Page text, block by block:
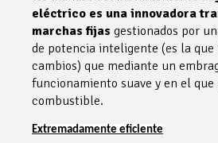
eléctrico es una innovadora
marchas fijas gestionados por
de potencia inteligente (es la que
cambios) que mediante un
funcionamiento suave y en el
combustible.
Extremadamente eficiente